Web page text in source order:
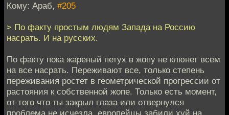
Кому: Араб, #205
> По факту простым людям Запада на Россию
насрать. И на русских.
По факту пока жареный петух в жопу не клюнет всем
на все насрать. Переживают все, только степень
переживания ростет в геометрической прогрессии от
растояния к собственной жопе. Только есть момент,
от того что ты закрыл глаза или отвернулся